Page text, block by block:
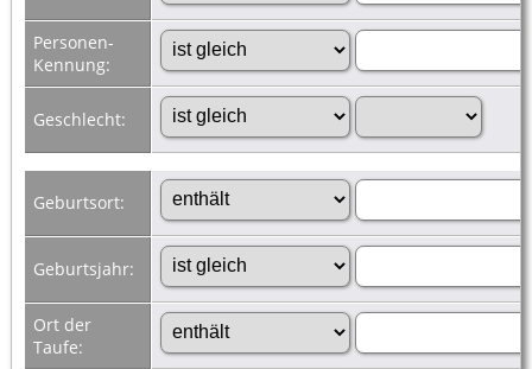
Personen-
Kennung:
Geschlecht:
Geburtsort:
Geburtsjahr:
Ort der
Taufe: